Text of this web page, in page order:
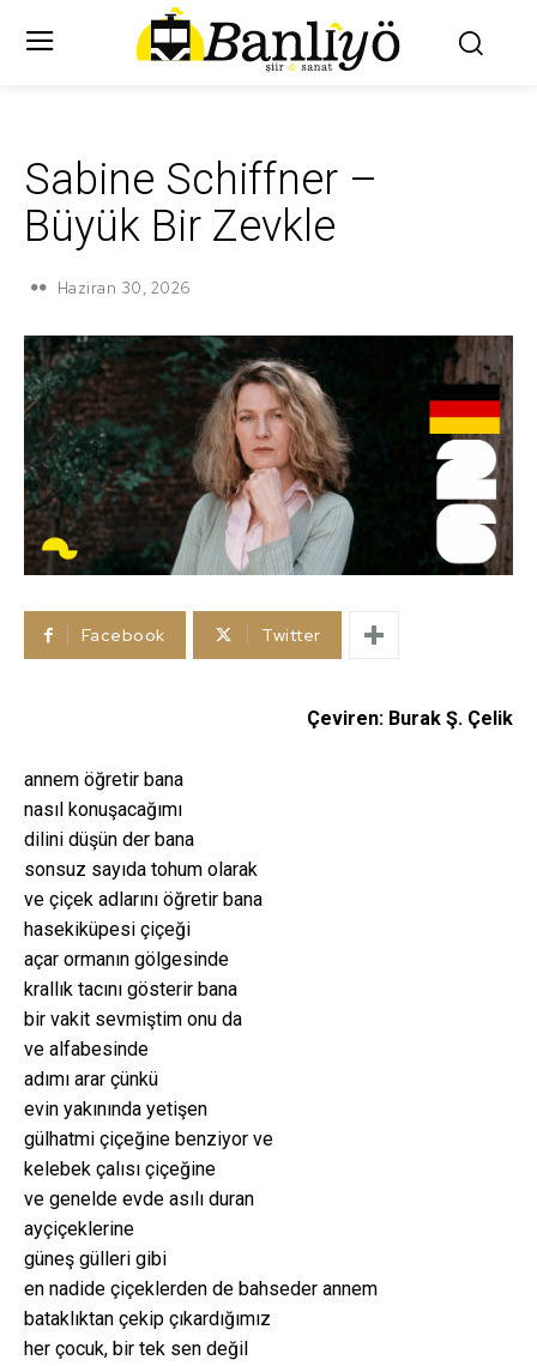
Sabine Schiffner –
Büyük Bir Zevkle
Haziran 30, 2026
Facebook Twitter
Çeviren: Burak Ş. Çelik
annem öğretir bana
nasıl konuşacağımı
dilini düşün der bana
sonsuz sayıda tohum olarak
ve çiçek adlarını öğretir bana
hasekiküpesi çiçeği
açar ormanın gölgesinde
krallık tacını gösterir bana
bir vakit sevmiştim onu da
ve alfabesinde
adımı arar çünkü
evin yakınında yetişen
gülhatmi çiçeğine benziyor ve
kelebek çalısı çiçeğine
ve genelde evde asılı duran
ayçiçeklerine
güneş gülleri gibi
en nadide çiçeklerden de bahseder annem
bataklıktan çekip çıkardığımız
her çocuk, bir tek sen değil